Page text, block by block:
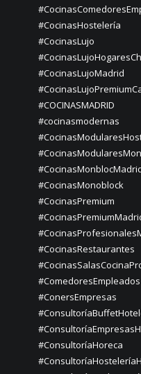
#CocinasHostelería
#CocinasLujo
#CocinasLujoMadrid
#COCINASMADRID
#cocinasmodernas
#CocinasMonoblock
#CocinasPremium
#CocinasRestaurantes
#ComedoresEmpleados
#ConersEmpresas
#ConsultoríaHoreca